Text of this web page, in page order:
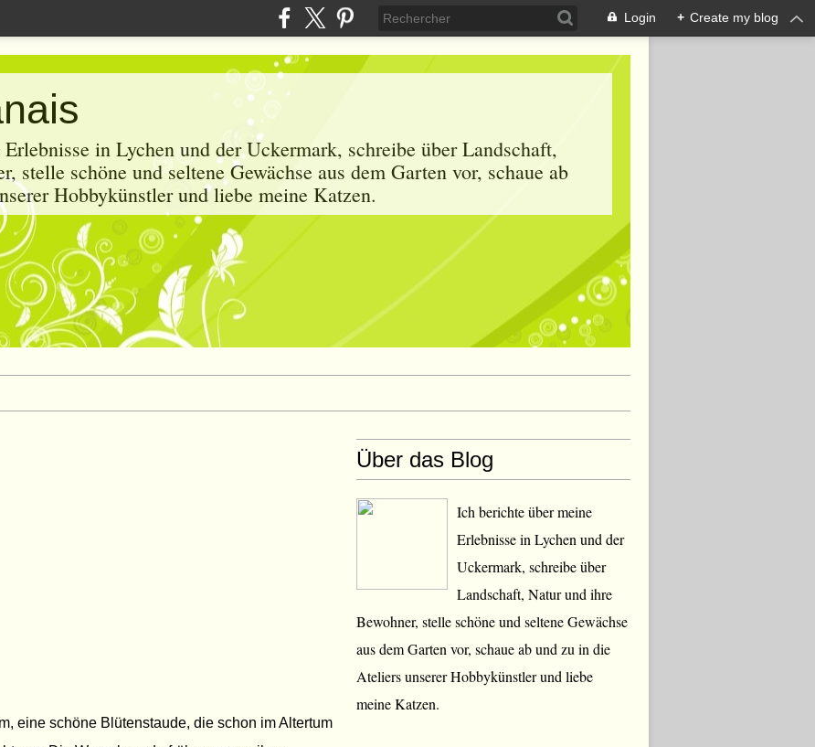
Login + Create my blog
in Lychen und der Uckermark, schreibe über Landschaft,
stelle schöne und seltene Gewächse aus dem Garten vor, schaue ab
Hobbykünstler und liebe meine Katzen.
eine schöne Blütenstaude, die schon im Altertum
Über das Blog
Ich berichte über meine
Erlebnisse in Lychen und der
Uckermark, schreibe über
Landschaft, Natur und ihre
Bewohner, stelle schöne und seltene Gewächse
aus dem Garten vor, schaue ab und zu in die
Ateliers unserer Hobbykünstler und liebe
meine Katzen.